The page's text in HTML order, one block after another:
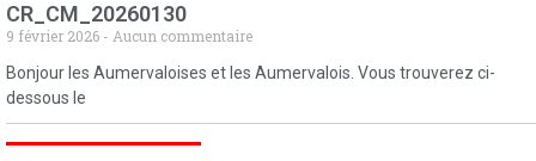
CR_CM_20260130
9 février 2026
Aucun commentaire
Bonjour les Aumervaloises et les Aumervalois. Vous trouverez ci-
dessous le